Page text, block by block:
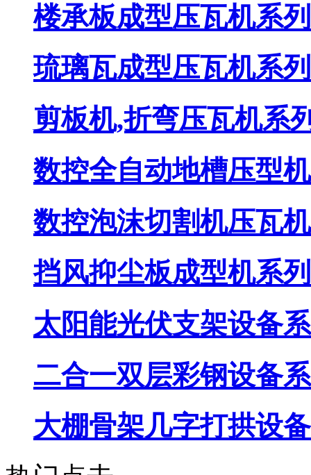
楼承板成型压瓦机系列
琉璃瓦成型压瓦机系列
剪板机,折弯压瓦机系
数控全自动地槽压型机
数控泡沫切割机压瓦
挡风抑尘板成型机系列
太阳能光伏支架设备
二合一双层彩钢设备
大棚骨架几字打拱设